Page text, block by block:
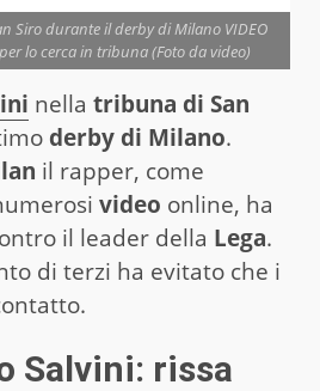
Siro durante il derby di Milano VIDEO
lo cerca in tribuna (Foto da video)
nella tribuna di San
derby di Milano.
il rapper, come
video online, ha
il leader della Lega.
di terzi ha evitato che i
Salvini: rissa